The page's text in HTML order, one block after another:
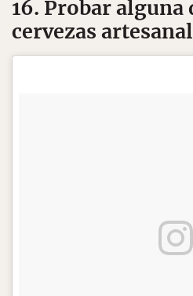
16. Probar alguna
cervezas